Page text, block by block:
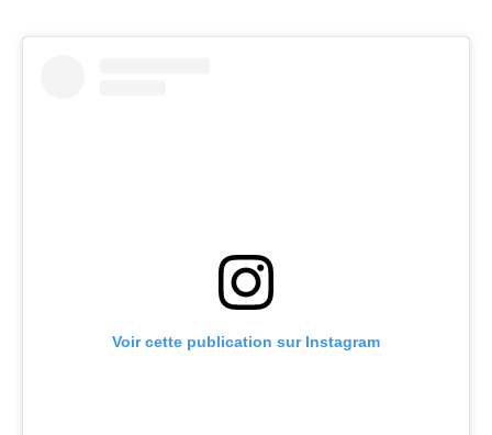
Voir cette publication sur Instagram